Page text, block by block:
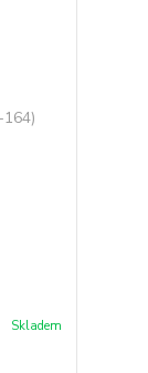
Skladem